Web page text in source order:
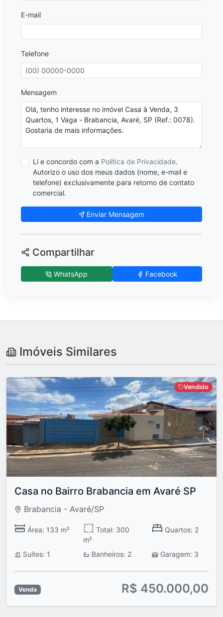
E-mail
Telefone
Mensagem
Li e concordo com a Política de Privacidade.
Autorizo o uso dos meus dados (nome, e-mail e
telefone) exclusivamente para retorno de contato
comercial.
Enviar Mensagem
Compartilhar
WhatsApp Facebook
Imóveis Similares
Vendido
Casa no Bairro Brabancia em Avaré SP
Brabancia - Avaré/SP
Área: 133 m²
Total: 300
m²
Quartos: 2
Suítes: 1 Banheiros: 2 Garagem: 3
Venda R$ 450.000,00